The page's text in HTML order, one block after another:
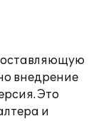
внедрение
Это
и